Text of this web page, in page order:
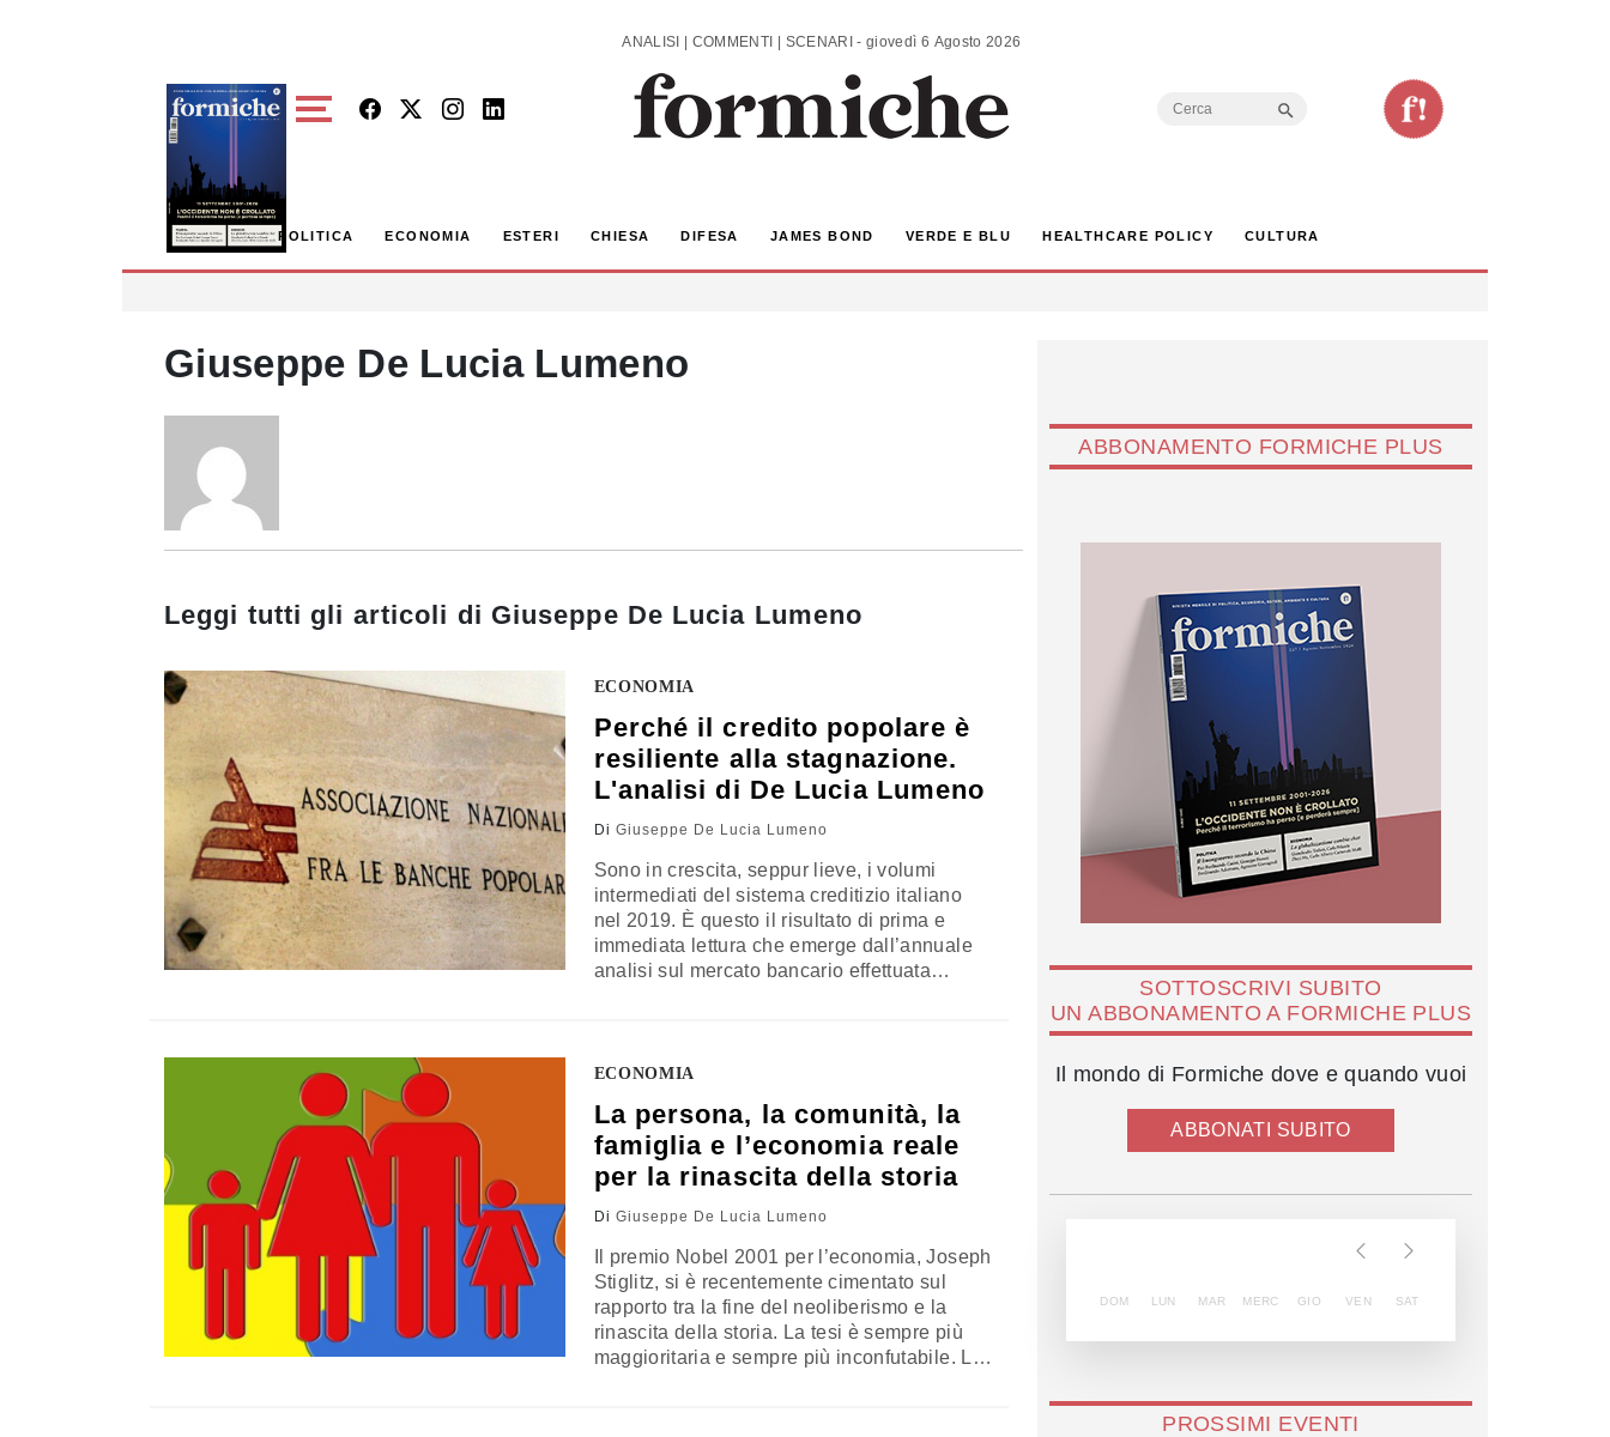
ANALISI | COMMENTI | SCENARI - giovedì 6 Agosto 2026
Search
POLITICA ECONOMIA ESTERI CHIESA DIFESA JAMES BOND VERDE E BLU HEALTHCARE POLICY CULTURA
Giuseppe De Lucia Lumeno
Leggi tutti gli articoli di Giuseppe De Lucia Lumeno
ECONOMIA
Perché il credito popolare è
resiliente alla stagnazione.
L'analisi di De Lucia Lumeno
Di Giuseppe De Lucia Lumeno
Sono in crescita, seppur lieve, i volumi
intermediati del sistema creditizio italiano
nel 2019. È questo il risultato di prima e
immediata lettura che emerge dall’annuale
analisi sul mercato bancario effettuata
nel più generale contesto del rallentamento
ECONOMIA
La persona, la comunità, la
famiglia e l’economia reale
per la rinascita della storia
Di Giuseppe De Lucia Lumeno
Il premio Nobel 2001 per l’economia, Joseph
Stiglitz, si è recentemente cimentato sul
rapporto tra la fine del neoliberismo e la
rinascita della storia. La tesi è sempre più
maggioritaria e sempre più inconfutabile. La
ABBONAMENTO FORMICHE PLUS
SOTTOSCRIVI SUBITO
UN ABBONAMENTO A FORMICHE PLUS
Il mondo di Formiche dove e quando vuoi
ABBONATI SUBITO
DOM LUN MAR MERC GIO VEN SAT
PROSSIMI EVENTI